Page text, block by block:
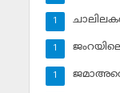
1
1
1